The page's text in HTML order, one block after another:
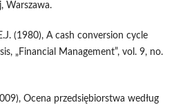
Warszawa.
(1980), A cash conversion cycle
„Financial Management”, vol. 9, no.
Ocena przedsiębiorstwa według